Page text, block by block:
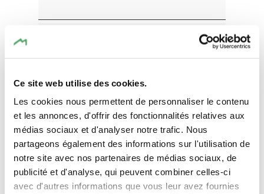
Ce site web utilise des cookies.
Les cookies nous permettent de personnaliser le contenu
et les annonces, d'offrir des fonctionnalités relatives aux
médias sociaux et d'analyser notre trafic. Nous
partageons également des informations sur l'utilisation de
notre site avec nos partenaires de médias sociaux, de
publicité et d'analyse, qui peuvent combiner celles-ci
avec d'autres informations que vous leur avez fournies
Teilnehmerzahl
Ausgewählte Sprache